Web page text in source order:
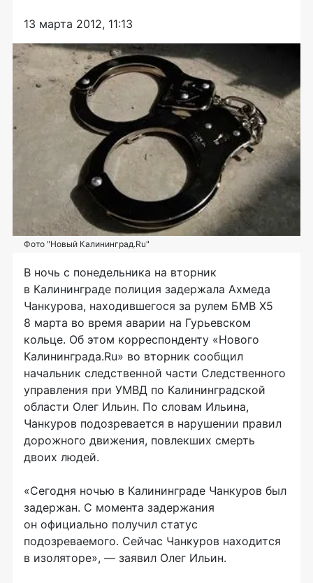
13 марта 2012, 11:13
Фото "Новый Калининград.Ru"
В ночь с понедельника на вторник
в Калининграде полиция задержала Ахмеда
Чанкурова, находившегося за рулем БМВ Х5
8 марта во время аварии на Гурьевском
кольце. Об этом корреспонденту «Нового
Калининграда.Ru» во вторник сообщил
начальник следственной части Следственного
управления при УМВД по Калининградской
области Олег Ильин. По словам Ильина,
Чанкуров подозревается в нарушении правил
дорожного движения, повлекших смерть
двоих людей.
«Сегодня ночью в Калининграде Чанкуров был
задержан. С момента задержания
он официально получил статус
подозреваемого. Сейчас Чанкуров находится
в изоляторе», — заявил Олег Ильин.